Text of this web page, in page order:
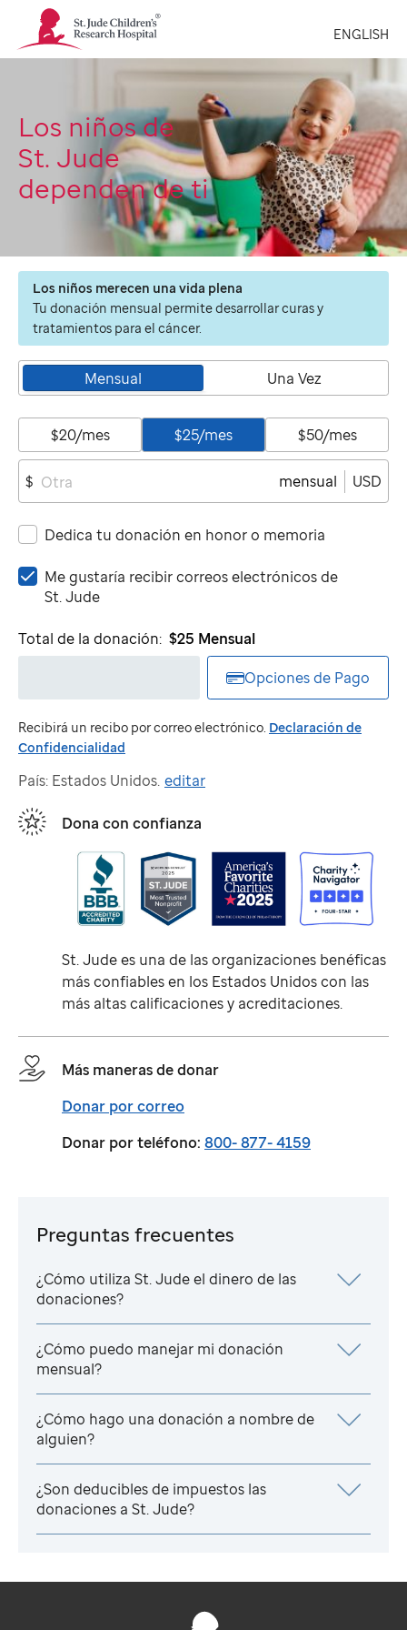
St.
Jude
Children's
Logo
ENGLISH
Los niños de
St. Jude
dependen de ti
Los niños merecen una vida plena
Tu donación mensual permite desarrollar curas y
tratamientos para el cáncer.
Mensual Una Vez
$20/mes $25/mes $50/mes
$ mensual USD
Dedica tu donación en honor o memoria
Me
gustaría
correos
electrónicos
St.
Me gustaría recibir correos electrónicos de
St. Jude
Total de la donación: $25 Mensual
Opciones de Pago
Recibirá un recibo por correo electrónico. Declaración de
Confidencialidad
País: Estados Unidos. editar
Dona con confianza
St. Judees una de las organizaciones benéficas
más confiables en los Estados Unidos con las
más altas calificaciones y acreditaciones.
Más maneras de donar
Donar por correo
Donar por teléfono: 800- 877- 4159
Preguntas frecuentes
¿Cómo utiliza St. Judeel dinero de las
donaciones?
¿Cómo puedo manejar mi donación
mensual?
¿Cómo hago una donación a nombre de
alguien?
¿Son deducibles de impuestos las
donaciones a St. Jude?